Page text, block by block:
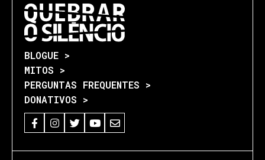
BLOGUE >
MITOS >
PERGUNTAS FREQUENTES >
DONATIVOS >